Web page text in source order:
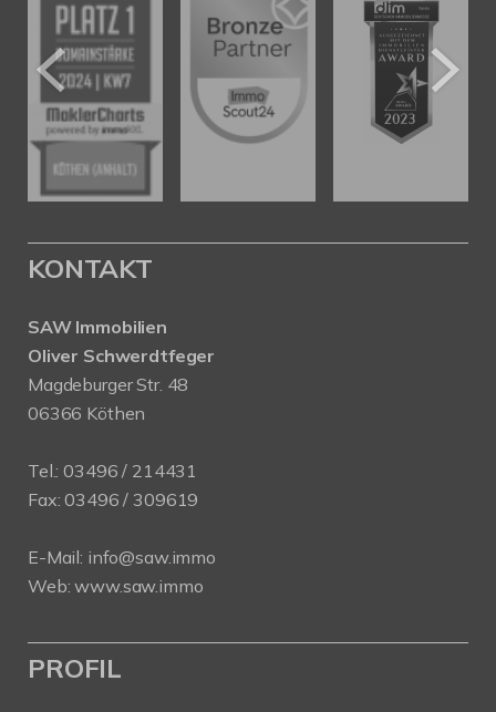
KONTAKT
SAW Immobilien
Oliver Schwerdtfeger
Magdeburger Str. 48
06366 Köthen
Tel.:03496 / 214431
Fax: 03496 / 309619
E-Mail: info@saw.immo
Web:www.saw.immo
PROFIL